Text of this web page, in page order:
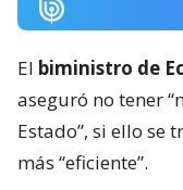
El biministro de
aseguró no tener
Estado”, si ello se
más “eficiente”.